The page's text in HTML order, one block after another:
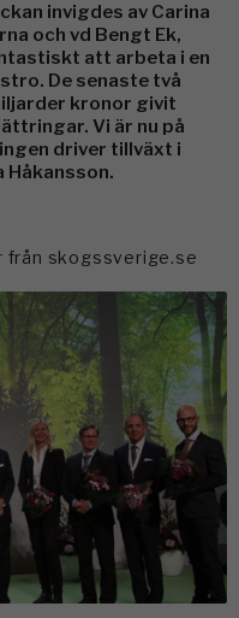
invigdes av Carina
och vd Bengt Ek,
att arbeta i en
De senaste två
kronor givit
Vi är nu på
driver tillväxt i
Håkansson.
från skogssverige.se